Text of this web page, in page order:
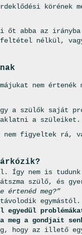
körének
őt abba az
nélkül,
nem értenék
a szülők saját
a szüleiket.
figyeltek rá,
Így nem is
szülő, és
értenéd meg?”
egymástól.
egyedül
meg a gondjait
hogy az illető